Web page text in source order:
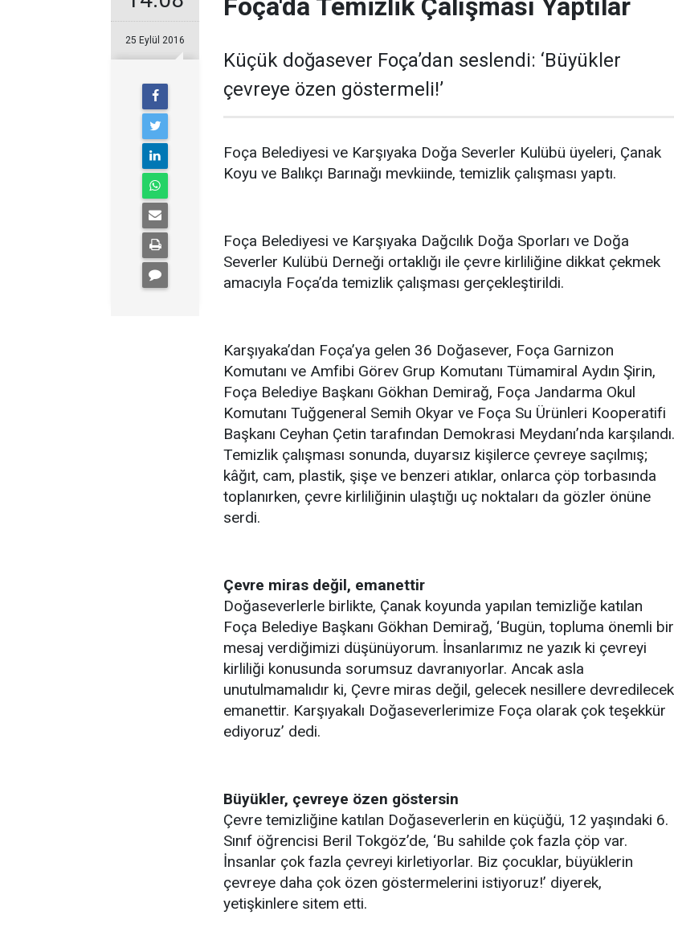
25 Eylül 2016
Foça'da Temizlik Çalışması Yaptılar
Küçük doğasever Foça’dan seslendi: ‘Büyükler
çevreye özen göstermeli!’
Foça Belediyesi ve Karşıyaka Doğa Severler Kulübü üyeleri, Çanak
Koyu ve Balıkçı Barınağı mevkiinde, temizlik çalışması yaptı.
Foça Belediyesi ve Karşıyaka Dağcılık Doğa Sporları ve Doğa
Severler Kulübü Derneği ortaklığı ile çevre kirliliğine dikkat çekmek
amacıyla Foça’da temizlik çalışması gerçekleştirildi.
Karşıyaka’dan Foça’ya gelen 36 Doğasever, Foça Garnizon
Komutanı ve Amfibi Görev Grup Komutanı Tümamiral Aydın Şirin,
Foça Belediye Başkanı Gökhan Demirağ, Foça Jandarma Okul
Komutanı Tuğgeneral Semih Okyar ve Foça Su Ürünleri Kooperatifi
Başkanı Ceyhan Çetin tarafından Demokrasi Meydanı’nda karşılandı.
Temizlik çalışması sonunda, duyarsız kişilerce çevreye saçılmış;
kâğıt, cam, plastik, şişe ve benzeri atıklar, onlarca çöp torbasında
toplanırken, çevre kirliliğinin ulaştığı uç noktaları da gözler önüne
serdi.
Çevre miras değil, emanettir
Doğaseverlerle birlikte, Çanak koyunda yapılan temizliğe katılan
Foça Belediye Başkanı Gökhan Demirağ, ‘Bugün, topluma önemli bir
mesaj verdiğimizi düşünüyorum. İnsanlarımız ne yazık ki çevreyi
kirliliği konusunda sorumsuz davranıyorlar. Ancak asla
unutulmamalıdır ki, Çevre miras değil, gelecek nesillere devredilecek
emanettir. Karşıyakalı Doğaseverlerimize Foça olarak çok teşekkür
ediyoruz’ dedi.
Büyükler, çevreye özen göstersin
Çevre temizliğine katılan Doğaseverlerin en küçüğü, 12 yaşındaki 6.
Sınıf öğrencisi Beril Tokgöz’de, ‘Bu sahilde çok fazla çöp var.
İnsanlar çok fazla çevreyi kirletiyorlar. Biz çocuklar, büyüklerin
çevreye daha çok özen göstermelerini istiyoruz!’ diyerek,
yetişkinlere sitem etti.